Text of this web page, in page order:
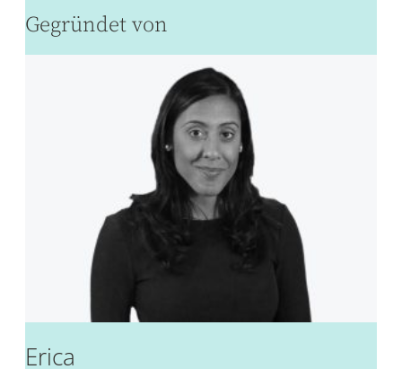
Gegründet von
Erica